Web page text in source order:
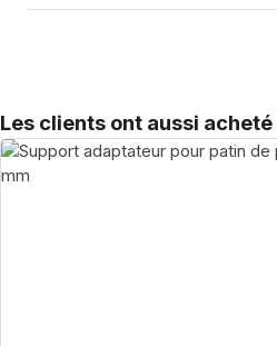
Sauter la galerie de produits
Les clients ont aussi acheté